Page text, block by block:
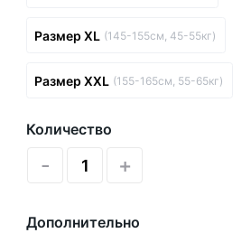
Размер XL (145-155см, 45-55кг)
Размер XXL (155-165см, 55-65кг)
Количество
- +
Дополнительно